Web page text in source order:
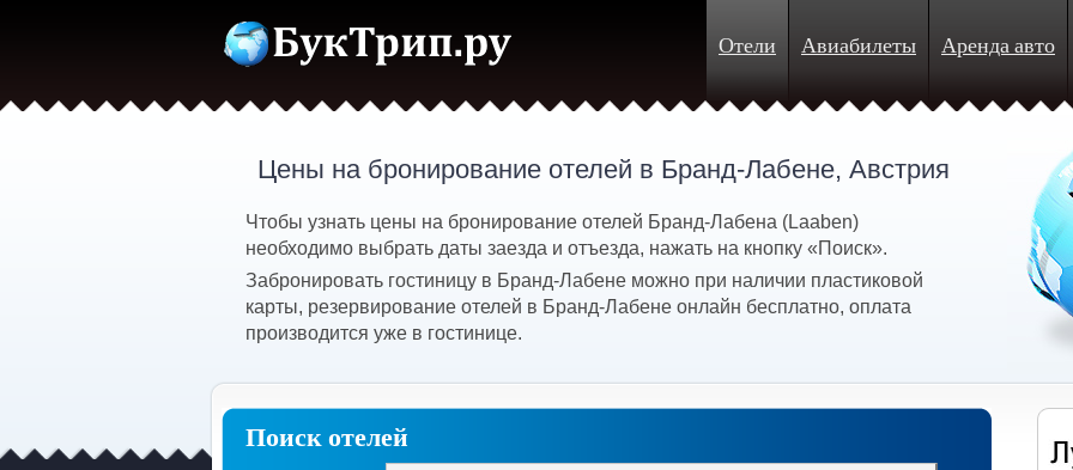
Отели Авиабилеты Аренда авто
Цены на бронирование отелей в Бранд-Лабене, Австрия
Чтобы узнать цены на бронирование отелей Бранд-Лабена (Laaben)
необходимо выбрать даты заезда и отъезда, нажать на кнопку «Поиск».
Забронировать гостиницу в Бранд-Лабене можно при наличии пластиковой
карты, резервирование отелей в Бранд-Лабене онлайн бесплатно, оплата
производится уже в гостинице.
Поиск отелей